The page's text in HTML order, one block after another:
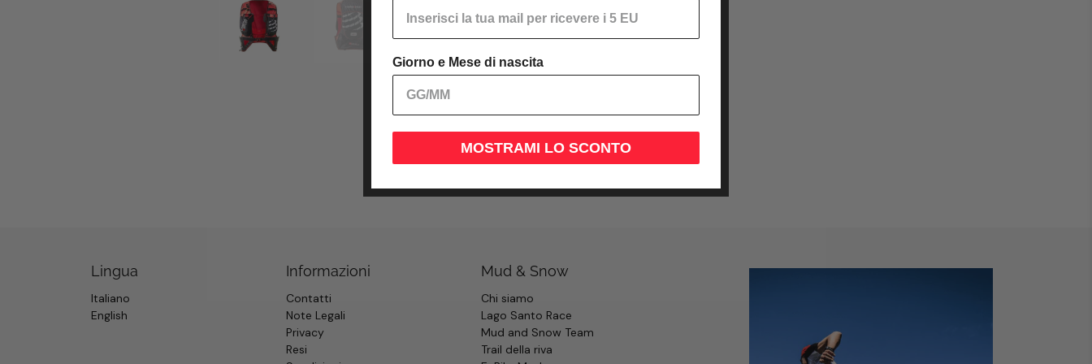
Lingua
Italiano
English
Informazioni
Contatti
Note Legali
Privacy
Resi
Mud & Snow
Chi siamo
Lago Santo Race
Mud and Snow Team
Trail della riva
Giorno e Mese di nascita
MOSTRAMI LO SCONTO